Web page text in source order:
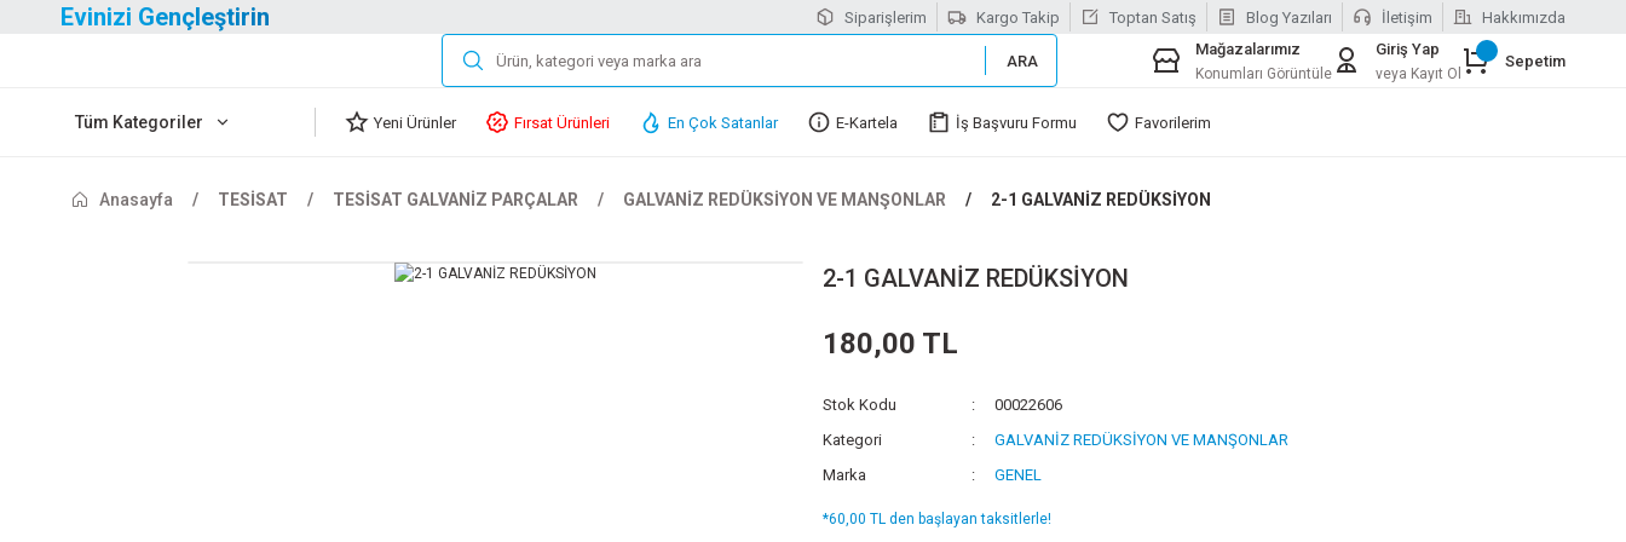
Evinizi Gençleştirin Siparişlerim Kargo Takip Toptan Satış Blog Yazıları İletişim Hakkımızda
ARA
Mağazalarımız
Konumları Görüntüle
Giriş Yap
veya Kayıt Ol
Sepetim
Tüm Kategoriler Yeni Ürünler Fırsat Ürünleri En Çok Satanlar E-Kartela İş Başvuru Formu Favorilerim
Anasayfa TESİSAT TESİSAT GALVANİZ PARÇALAR GALVANİZ REDÜKSİYON VE MANŞONLAR 2-1 GALVANİZ REDÜKSİYON
2-1 GALVANİZ REDÜKSİYON
180,00 TL
Stok Kodu
00022606
Kategori
GALVANİZ REDÜKSİYON VE MANŞONLAR
Marka
GENEL
*60,00 TL den başlayan taksitlerle!